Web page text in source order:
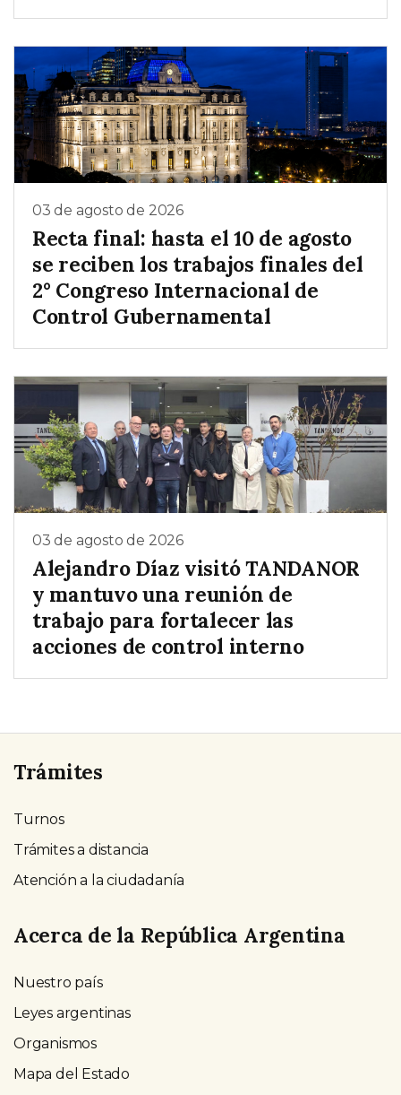
03 de agosto de 2026
Recta final: hasta el 10 de agosto
se reciben los trabajos finales del
2° Congreso Internacional de
Control Gubernamental
03 de agosto de 2026
Alejandro Díaz visitó TANDANOR
y mantuvo una reunión de
trabajo para fortalecer las
acciones de control interno
Trámites
Turnos
Trámites a distancia
Atención a la ciudadanía
Acerca de la República Argentina
Nuestro país
Leyes argentinas
Organismos
Mapa del Estado